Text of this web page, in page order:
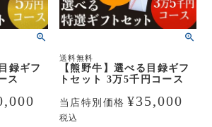
録ギフ
ス
送料無料
【熊野牛】選べる目録ギフ
トセット 3万5千円コース
当店特別価格 ¥35,000
税込